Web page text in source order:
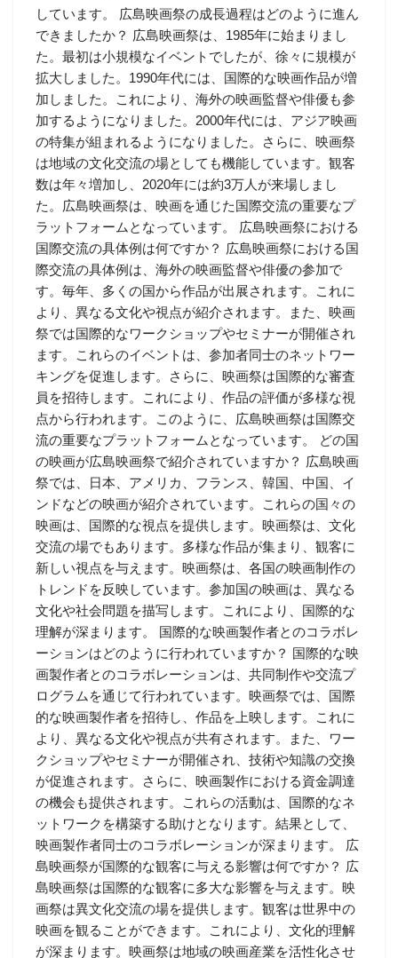
しています。 広島映画祭の成長過程はどのように進ん
できましたか？ 広島映画祭は、1985年に始まりまし
た。最初は小規模なイベントでしたが、徐々に規模が
拡大しました。1990年代には、国際的な映画作品が増
加しました。これにより、海外の映画監督や俳優も参
加するようになりました。2000年代には、アジア映画
の特集が組まれるようになりました。さらに、映画祭
は地域の文化交流の場としても機能しています。観客
数は年々増加し、2020年には約3万人が来場しまし
た。広島映画祭は、映画を通じた国際交流の重要なプ
ラットフォームとなっています。 広島映画祭における
国際交流の具体例は何ですか？ 広島映画祭における国
際交流の具体例は、海外の映画監督や俳優の参加で
す。毎年、多くの国から作品が出展されます。これに
より、異なる文化や視点が紹介されます。また、映画
祭では国際的なワークショップやセミナーが開催され
ます。これらのイベントは、参加者同士のネットワー
キングを促進します。さらに、映画祭は国際的な審査
員を招待します。これにより、作品の評価が多様な視
点から行われます。このように、広島映画祭は国際交
流の重要なプラットフォームとなっています。 どの国
の映画が広島映画祭で紹介されていますか？ 広島映画
祭では、日本、アメリカ、フランス、韓国、中国、イ
ンドなどの映画が紹介されています。これらの国々の
映画は、国際的な視点を提供します。映画祭は、文化
交流の場でもあります。多様な作品が集まり、観客に
新しい視点を与えます。映画祭は、各国の映画制作の
トレンドを反映しています。参加国の映画は、異なる
文化や社会問題を描写します。これにより、国際的な
理解が深まります。 国際的な映画製作者とのコラボレ
ーションはどのように行われていますか？ 国際的な映
画製作者とのコラボレーションは、共同制作や交流プ
ログラムを通じて行われています。映画祭では、国際
的な映画製作者を招待し、作品を上映します。これに
より、異なる文化や視点が共有されます。また、ワー
クショップやセミナーが開催され、技術や知識の交換
が促進されます。さらに、映画製作における資金調達
の機会も提供されます。これらの活動は、国際的なネ
ットワークを構築する助けとなります。結果として、
映画製作者同士のコラボレーションが深まります。 広
島映画祭が国際的な観客に与える影響は何ですか？ 広
島映画祭は国際的な観客に多大な影響を与えます。映
画祭は異文化交流の場を提供します。観客は世界中の
映画を観ることができます。これにより、文化的理解
が深まります。映画祭は地域の映画産業を活性化させ